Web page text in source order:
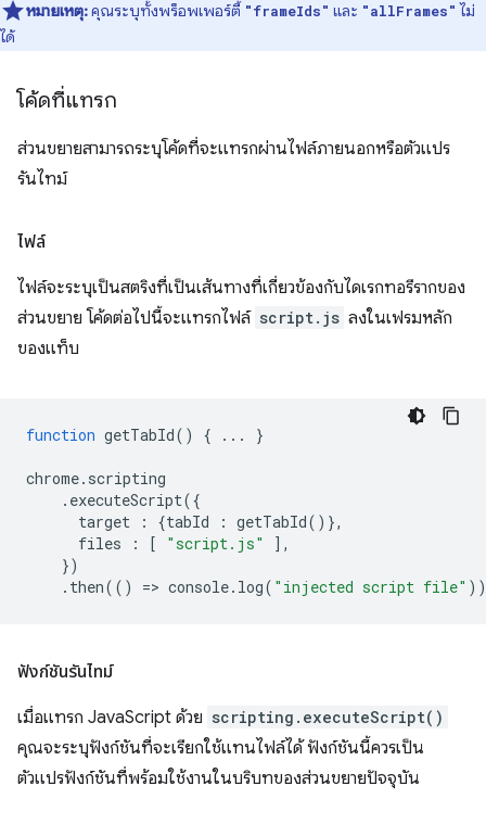
หมายเหตุ:คุณระบุทั้งพร็อพเพอร์ตี้ "frameIds" และ "allFrames" ไม่
ได้
โค้ดที่แทรก
ส่วนขยายสามารถระบุโค้ดที่จะแทรกผ่านไฟล์ภายนอกหรือตัวแปร
รันไทม์
ไฟล์
ไฟล์จะระบุเป็นสตริงที่เป็นเส้นทางที่เกี่ยวข้องกับไดเรกทอรีรากของ
ส่วนขยาย โค้ดต่อไปนี้จะแทรกไฟล์ script.js ลงในเฟรมหลัก
ของแท็บ
function getTabId() { ... }
chrome. scripting
. executeScript({
target
: {tabId : getTabId()},
files
: [ "script.js"
],
})
. then(() => console. log( "injected script file"
ฟังก์ชันรันไทม์
เมื่อแทรก JavaScript ด้วย scripting.executeScript()
คุณจะระบุฟังก์ชันที่จะเรียกใช้แทนไฟล์ได้ ฟังก์ชันนี้ควรเป็น
ตัวแปรฟังก์ชันที่พร้อมใช้งานในบริบทของส่วนขยายปัจจุบัน